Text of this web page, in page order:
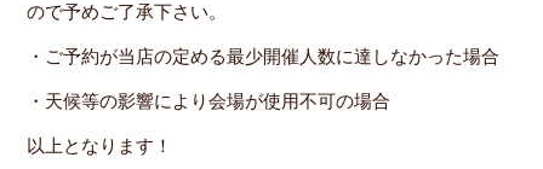
ので予めご了承下さい。
・ご予約が当店の定める最少開催人数に達しなかった場合
・天候等の影響により会場が使用不可の場合
以上となります！